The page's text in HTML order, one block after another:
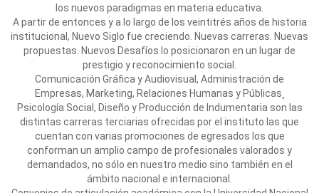
los nuevos paradigmas en materia educativa.
A partir de entonces y a lo largo de los veintitrés años de historia
institucional, Nuevo Siglo fue creciendo. Nuevas carreras. Nuevas
propuestas. Nuevos Desafíos lo posicionaron en un lugar de
prestigio y reconocimiento social.
Comunicación Gráfica y Audiovisual, Administración de
Empresas, Marketing, Relaciones Humanas y Públicas¸
Psicología Social, Diseño y Producción de Indumentaria son las
distintas carreras terciarias ofrecidas por el instituto las que
cuentan con varias promociones de egresados los que
conforman un amplio campo de profesionales valorados y
demandados, no sólo en nuestro medio sino también en el
ámbito nacional e internacional.